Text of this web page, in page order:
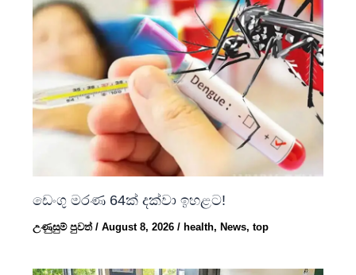
ඩෙංගු මරණ 64ක් දක්වා ඉහළට!
උණුසුම් පුවත්/August 8, 2026/ health, News,top